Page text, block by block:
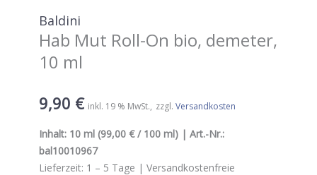
Baldini
Hab Mut Roll-On bio, demeter,
10 ml
9,90 € inkl. 19 % MwSt. zzgl. Versandkosten
Inhalt: 10 ml (99,00 € / 100 ml) | Art.-Nr.:
bal10010967
Lieferzeit: 1 – 5 Tage | Versandkostenfreie